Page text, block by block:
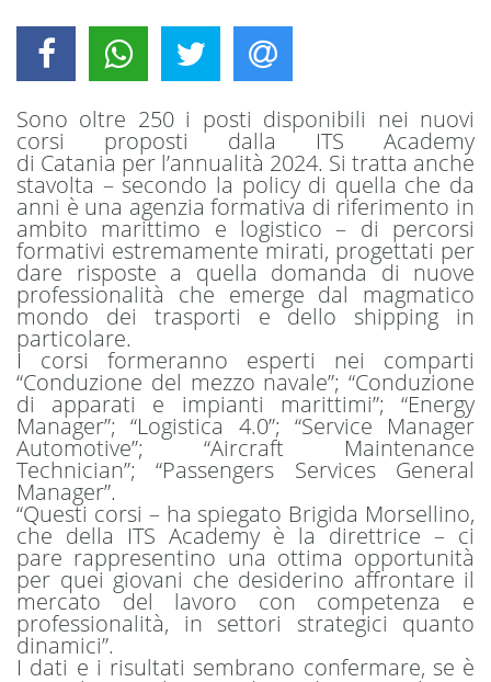
Sono oltre 250 i posti disponibili nei nuovi
corsi proposti dalla ITS Academy
di Catania per l’annualità 2024. Si tratta anche
stavolta – secondo la policy di quella che da
anni è una agenzia formativa di riferimento in
ambito marittimo e logistico – di percorsi
formativi estremamente mirati, progettati per
dare risposte a quella domanda di nuove
professionalità che emerge dal magmatico
mondo dei trasporti e dello shipping in
particolare.
I corsi formeranno esperti nei comparti
“Conduzione del mezzo navale”; “Conduzione
di apparati e impianti marittimi”; “Energy
Manager”; “Logistica 4.0”; “Service Manager
Automotive”; “Aircraft Maintenance
Technician”; “Passengers Services General
Manager”.
“Questi corsi – ha spiegato Brigida Morsellino,
che della ITS Academy è la direttrice – ci
pare rappresentino una ottima opportunità
per quei giovani che desiderino affrontare il
mercato del lavoro con competenza e
professionalità, in settori strategici quanto
dinamici”.
I dati e i risultati sembrano confermare, se è